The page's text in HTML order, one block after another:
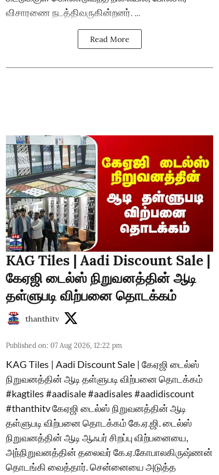
விசாரணை நடத்திவருகின்றனர். ...
Read More
KAG Tiles | Aadi Discount Sale |
கேஏஜி டைல்ஸ் நிறுவனத்தின் ஆடி
தள்ளுபடி விற்பனை தொடக்கம்
thanthitv
Published on: 07 Aug 2026, 12:22 pm
KAG Tiles | Aadi Discount Sale | கேஏஜி டைல்ஸ்
நிறுவனத்தின் ஆடி தள்ளுபடி விற்பனை தொடக்கம்
#kagtiles #aadisale #aadisales #aadidiscount
#thanthitv கேஏஜி டைல்ஸ் நிறுவனத்தின் ஆடி
தள்ளுபடி விற்பனை தொடக்கம் கே.ஏ.ஜி. டைல்ஸ்
நிறுவனத்தின் ஆடி ஆஃபர் சிறப்பு விற்பனையை,
அந்நிறுவனத்தின் தலைவர் கே.ஏ.கோபாலகிருஷ்ணன்
தொடங்கி வைத்தார். சென்னையை அடுத்த